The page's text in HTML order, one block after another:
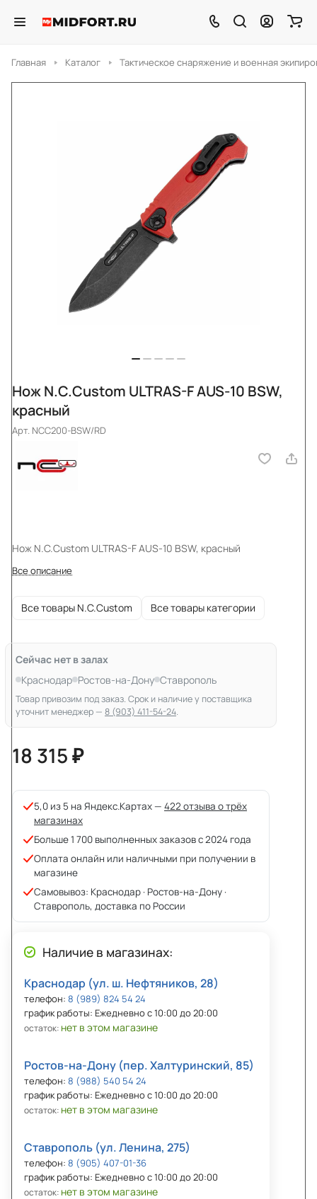
Главная Каталог Тактическое снаряжение и военная
Нож N.C.Custom ULTRAS-F AUS-10 BSW,
красный
Арт. NCC200-BSW/RD
Нож N.C.Custom ULTRAS-F AUS-10 BSW, красный
Все описание
Все товары N.C.Custom Все товары категории
Сейчас нет в залах
Краснодар Ростов-на-Дону Ставрополь
Товар привозим под заказ. Срок и наличие у поставщика
уточнит менеджер — 8 (903) 411-54-24.
18 315 ₽
5,0 из 5 на Яндекс.Картах — 422 отзыва о трёх
магазинах
Больше 1 700 выполненных заказов с 2024 года
Оплата онлайн или наличными при получении в
магазине
Самовывоз: Краснодар · Ростов-на-Дону ·
Ставрополь, доставка по России
Наличие в магазинах:
Краснодар (ул. ш. Нефтяников, 28)
телефон: 8 (989) 824 54 24
график работы: Ежедневно с 10:00 до 20:00
остаток: нет в этом магазине
Ростов-на-Дону (пер. Халтуринский, 85)
телефон: 8 (988) 540 54 24
график работы: Ежедневно с 10:00 до 20:00
остаток: нет в этом магазине
Ставрополь (ул. Ленина, 275)
телефон: 8 (905) 407-01-36
график работы: Ежедневно с 10:00 до 20:00
остаток: нет в этом магазине